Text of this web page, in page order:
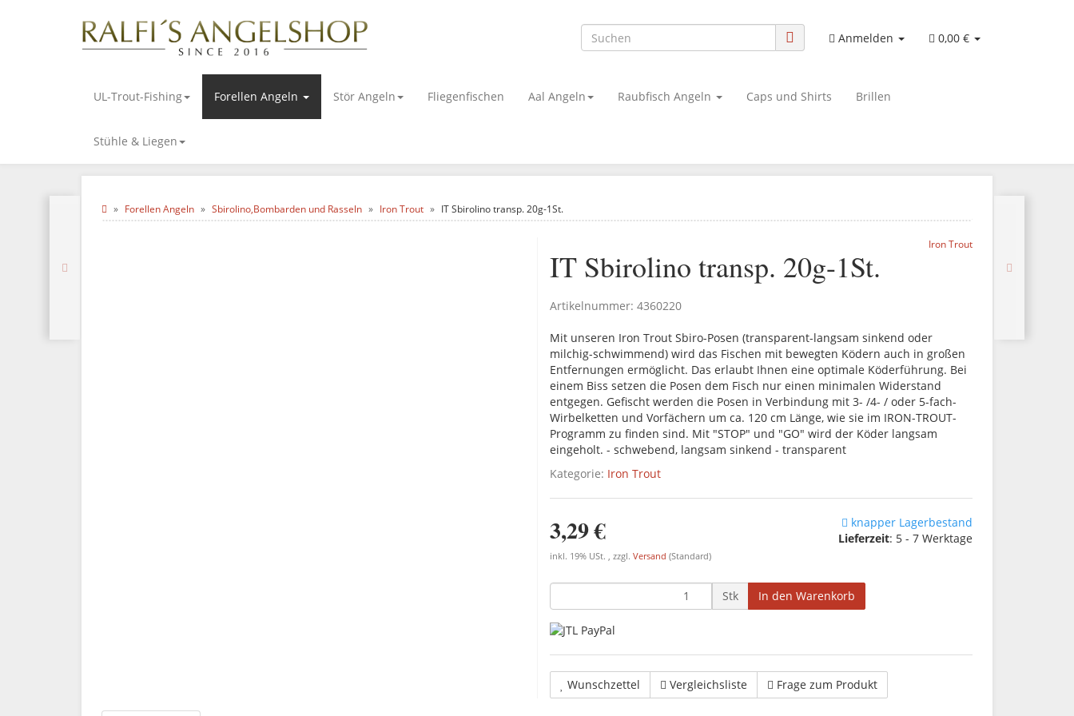
Anmelden 0,00 €
UL-Trout-Fishing Forellen Angeln Stör Angeln Fliegenfischen Aal Angeln Raubfisch Angeln Caps und Shirts Brillen
Stühle & Liegen
Forellen Angeln Sbirolino,Bombarden und Rasseln Iron Trout IT Sbirolino transp. 20g-1St.
Iron Trout
IT Sbirolino transp. 20g-1St.
Artikelnummer: 4360220
Mit unseren Iron Trout Sbiro-Posen (transparent-langsam sinkend oder
milchig-schwimmend) wird das Fischen mit bewegten Ködern auch in großen
Entfernungen ermöglicht. Das erlaubt Ihnen eine optimale Köderführung. Bei
einem Biss setzen die Posen dem Fisch nur einen minimalen Widerstand
entgegen. Gefischt werden die Posen in Verbindung mit 3- /4- / oder 5-fach-
Wirbelketten und Vor­fächern um ca. 120 cm Länge, wie sie im IRON-TROUT-
Programm zu finden sind. Mit "STOP" und "GO" wird der Köder langsam
eingeholt. - schwebend, langsam sinkend - transparent
Kategorie: Iron Trout
3,29 €
inkl. 19% USt. , zzgl. Versand (Standard)
knapper Lagerbestand
Lieferzeit: 5 - 7 Werktage
Stk In den Warenkorb
Wunschzettel Vergleichsliste Frage zum Produkt